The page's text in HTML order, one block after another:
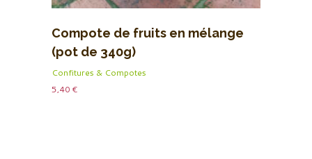
Compote de fruits en mélange
(pot de 340g)
Confitures & Compotes
5,40€